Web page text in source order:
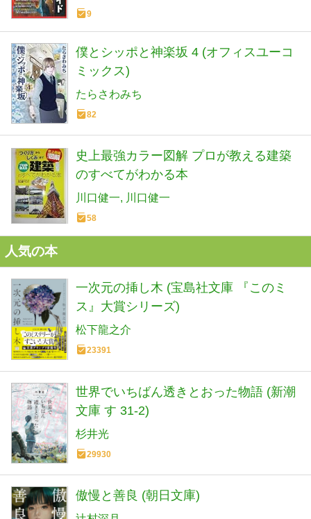
9
僕とシッポと神楽坂 4 (オフィスユーコ
ミックス)
たらさわみち
82
史上最強カラー図解 プロが教える建築
のすべてがわかる本
川口健一 川口健一
58
人気の本
一次元の挿し木 (宝島社文庫 『このミ
ス』大賞シリーズ)
松下龍之介
23391
世界でいちばん透きとおった物語 (新潮
文庫 す 31-2)
杉井光
29930
傲慢と善良 (朝日文庫)